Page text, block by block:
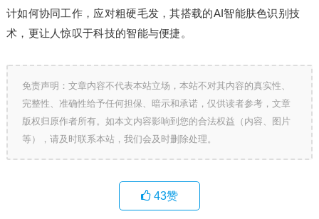
计如何协同工作，应对粗硬毛发，其搭载的AI智能肤色识别技
术，更让人惊叹于科技的智能与便捷。
免责声明：文章内容不代表本站立场，本站不对其内容的真实性、
完整性、准确性给予任何担保、暗示和承诺，仅供读者参考，文章
版权归原作者所有。如本文内容影响到您的合法权益（内容、图片
等），请及时联系本站，我们会及时删除处理。
43赞